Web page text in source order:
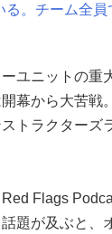
る。チーム全
ユニットの重
幕から大苦戦
トラクターズ
Flags
題が及ぶと、